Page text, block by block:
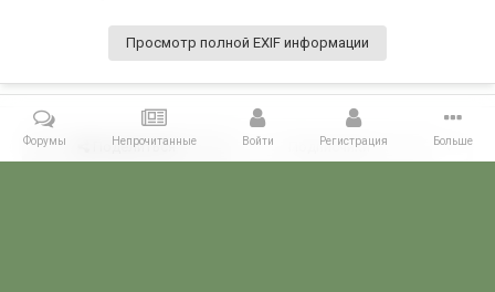
Просмотр полной EXIF информации
Поделиться Подписчики 0
Форумы Непрочитанные Войти Регистрация Больше